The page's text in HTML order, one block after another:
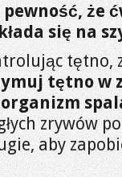
że
się na
tętno,
tętno w
zrywów
aby